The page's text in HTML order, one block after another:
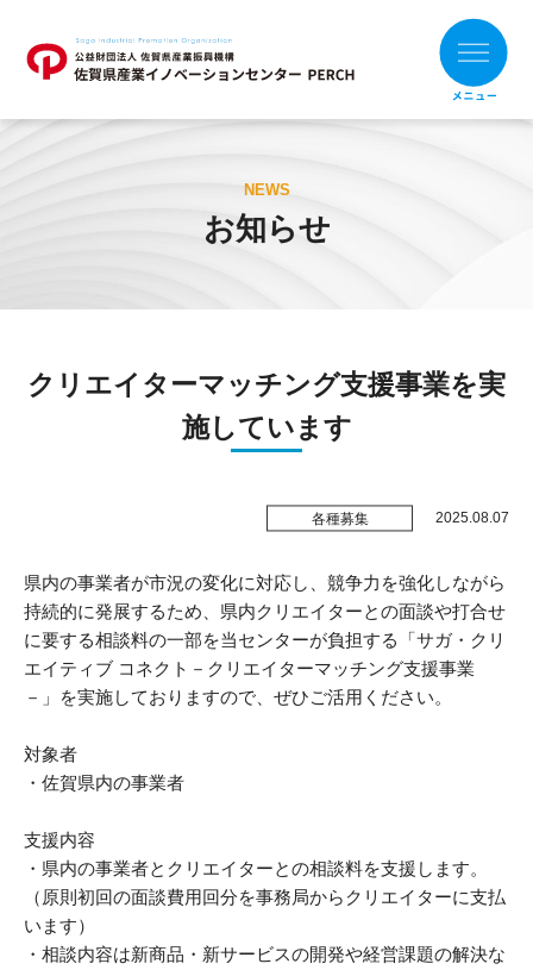
目的別 組織別
新商品開発
生産性改善・デジタル化
ＤＸ・
施設利用
お問い合わせ
プライバシーポリシー
サイトポリシー
NEWS
お知らせ
クリエイターマッチング支援事業を実
施しています
各種募集 2025.08.07
県内の事業者が市況の変化に対応し、競争力を強化しながら
持続的に発展するため、県内クリエイターとの面談や打合せ
に要する相談料の一部を当センターが負担する「サガ・クリ
エイティブ コネクト－クリエイターマッチング支援事業
－」を実施しておりますので、ぜひご活用ください。
対象者
・佐賀県内の事業者
支援内容
・県内の事業者とクリエイターとの相談料を支援します。
（原則初回の面談費用回分を事務局からクリエイターに支払
います）
・相談内容は新商品・新サービスの開発や経営課題の解決な